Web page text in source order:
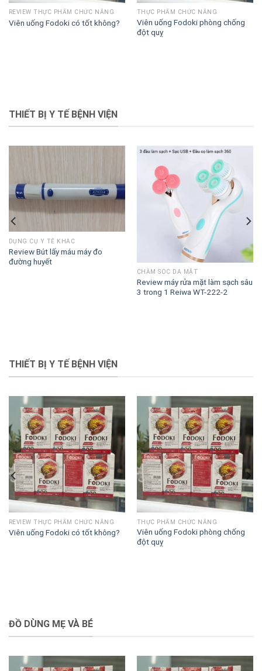
REVIEW THỰC PHẨM CHỨC NĂNG
Viên uống Fodoki có tốt không?
THỰC PHẨM CHỨC NĂNG
Viên uống Fodoki phòng chống
đột quỵ
THIẾT BỊ Y TẾ BỆNH VIỆN
DỤNG CỤ Y TẾ KHÁC
Review Bút lấy máu máy đo
đường huyết
CHĂM SÓC DA MẶT
Review máy rửa mặt làm sạch sâu
3 trong 1 Reiwa WT-222-2
THIẾT BỊ Y TẾ BỆNH VIỆN
REVIEW THỰC PHẨM CHỨC NĂNG
Viên uống Fodoki có tốt không?
THỰC PHẨM CHỨC NĂNG
Viên uống Fodoki phòng chống
đột quỵ
ĐỒ DÙNG MẸ VÀ BÉ